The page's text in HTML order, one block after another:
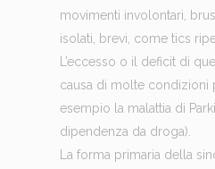
movimenti involontari,
isolati, brevi, come tics
L’eccesso o il deficit di
causa di molte condizioni
esempio la malattia di
dipendenza da droga).
La forma primaria della